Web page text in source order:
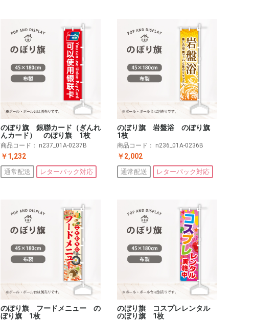
のぼり旗 銀聯カード（ぎんれ
んカード） のぼり旗 1枚
商品コード： n237_01A-0237B
￥1,232
通常配送 レターパック対応
のぼり旗 岩盤浴 のぼり旗
1枚
商品コード： n236_01A-0236B
￥2,002
通常配送 レターパック対応
のぼり旗 フードメニュー の
ぼり旗 1枚
のぼり旗 コスプレレンタル
のぼり旗 1枚